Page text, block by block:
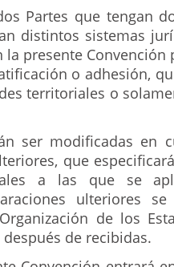
Partes que tengan
distintos sistemas
presente Convención
o adhesión,
territoriales o
ser modificadas en
que
a las que se
ulteriores
de los
de recibidas.